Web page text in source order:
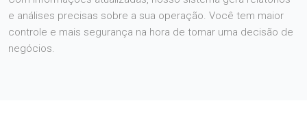
e análises precisas sobre a sua operação. Você tem maior
controle e mais segurança na hora de tomar uma decisão de
negócios.